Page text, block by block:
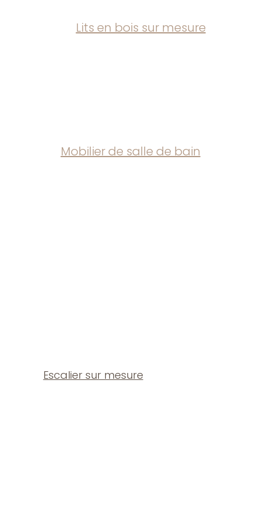
Lits en bois sur mesure
Escalier sur mesure
Mobilier de salle de bain